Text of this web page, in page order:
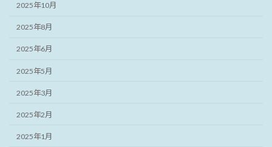
2025年10月
2025年8月
2025年6月
2025年5月
2025年3月
2025年2月
2025年1月